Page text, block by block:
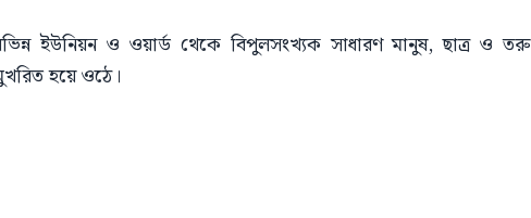
ইউনিয়ন ও ওয়ার্ড থেকে বিপুলসংখ্যক সাধারণ মানুষ, ছাত্র ও
হয়ে ওঠে।